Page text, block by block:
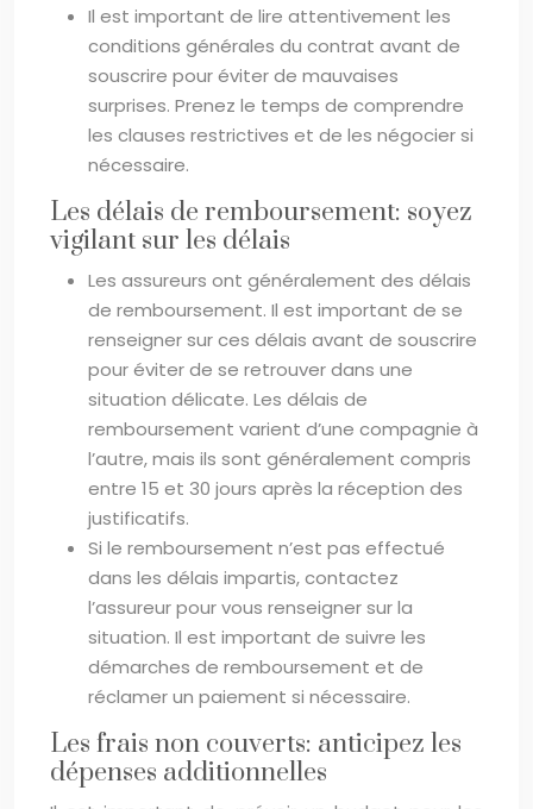
Il est important de lire attentivement les
conditions générales du contrat avant de
souscrire pour éviter de mauvaises
surprises. Prenez le temps de comprendre
les clauses restrictives et de les négocier si
nécessaire.
Les délais de remboursement: soyez
vigilant sur les délais
Les assureurs ont généralement des délais
de remboursement. Il est important de se
renseigner sur ces délais avant de souscrire
pour éviter de se retrouver dans une
situation délicate. Les délais de
remboursement varient d’une compagnie à
l’autre, mais ils sont généralement compris
entre 15 et 30 jours après la réception des
justificatifs.
Si le remboursement n’est pas effectué
dans les délais impartis, contactez
l’assureur pour vous renseigner sur la
situation. Il est important de suivre les
démarches de remboursement et de
réclamer un paiement si nécessaire.
Les frais non couverts: anticipez les
dépenses additionnelles